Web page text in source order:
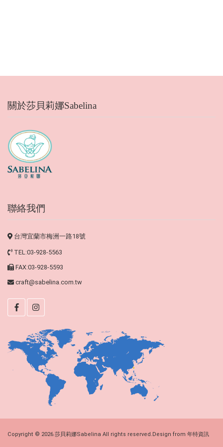
關於莎貝莉娜Sabelina
聯絡我們
台灣宜蘭市梅洲一路18號
TEL:03-928-5563
FAX:03-928-5593
craft@sabelina.com.tw
Copyright © 2026.莎貝莉娜Sabelina All rights reserved.Design from 年特資訊